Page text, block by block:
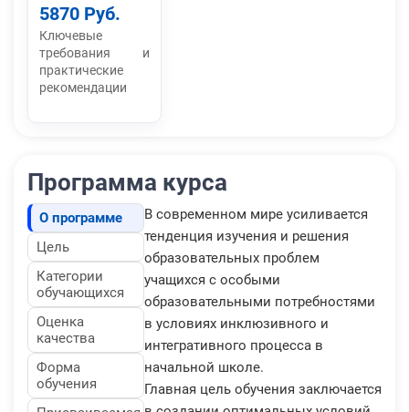
5870 Руб.
Ключевые
требования и
практические
рекомендации
Программа курса
О программе
Цель
Категории
обучающихся
Оценка
качества
Форма
обучения
В современном мире усиливается
тенденция изучения и решения
образовательных проблем
учащихся с особыми
образовательными потребностями
в условиях инклюзивного и
интегративного процесса в
начальной школе.
Главная цель обучения заключается